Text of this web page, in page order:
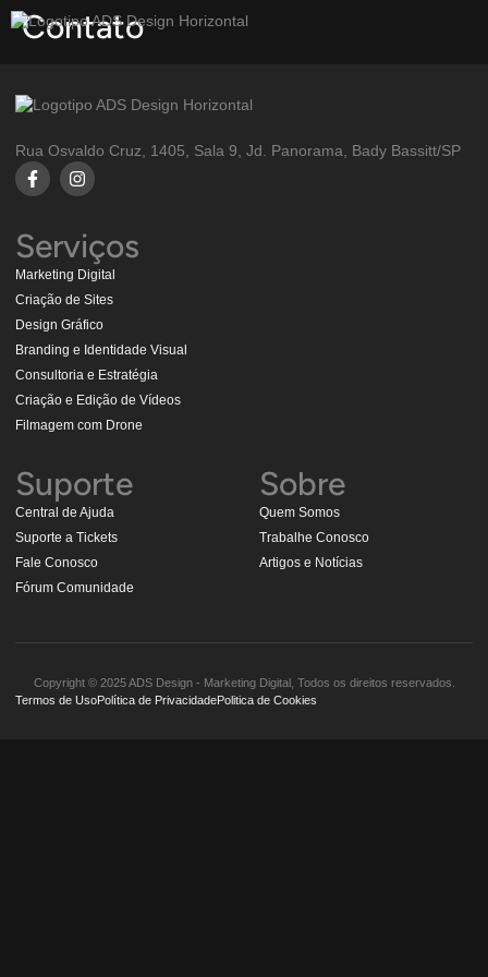
Contato
Rua Osvaldo Cruz, 1405, Sala 9, Jd. Panorama, Bady Bassitt/SP
Serviços
Marketing Digital
Criação de Sites
Design Gráfico
Branding e Identidade Visual
Consultoria e Estratégia
Criação e Edição de Vídeos
Filmagem com Drone
Suporte
Central de Ajuda
Suporte a Tickets
Fale Conosco
Fórum Comunidade
Sobre
Quem Somos
Trabalhe Conosco
Artigos e Notícias
Copyright © 2025 ADS Design - Marketing Digital, Todos os direitos reservados.
Termos de UsoPolítica de PrivacidadePolitica de Cookies